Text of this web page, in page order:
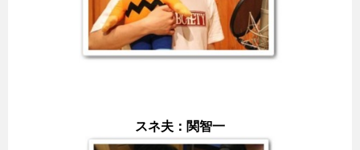
スネ夫：関智一